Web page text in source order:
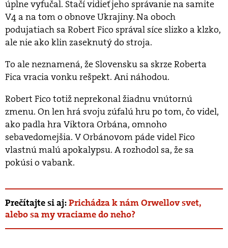
úplne vyfučal. Stačí vidieť jeho správanie na samite
V4 a na tom o obnove Ukrajiny. Na oboch
podujatiach sa Robert Fico správal síce slizko a klzko,
ale nie ako klin zaseknutý do stroja.
To ale neznamená, že Slovensku sa skrze Roberta
Fica vracia vonku rešpekt. Ani náhodou.
Robert Fico totiž neprekonal žiadnu vnútornú
zmenu. On len hrá svoju zúfalú hru po tom, čo videl,
ako padla hra Viktora Orbána, omnoho
sebavedomejšia. V Orbánovom páde videl Fico
vlastnú malú apokalypsu. A rozhodol sa, že sa
pokúsi o vabank.
Prečítajte si aj:Prichádza k nám Orwellov svet,
alebo sa my vraciame do neho?